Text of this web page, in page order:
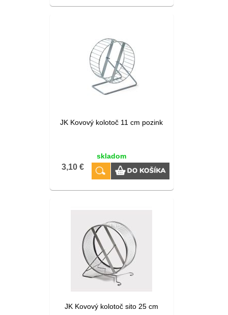
JK Kovový kolotoč 11 cm pozink
skladom
3,10 €
JK Kovový kolotoč sito 25 cm